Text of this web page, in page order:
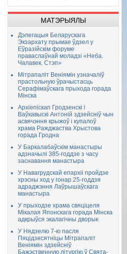
МАТЭРЫЯЛЫ
Дэлегацыя Беларускага
Экзархату прымае ўдзел у
Еўразійскім форуме
праваслаўнай моладзі «Неба.
Чалавек. Стэп»
Мітрапаліт Веніямін узначаліў
прастольную ўрачыстасць
Серафімаўскага прыхода горада
Мінска
Архіепіскап Гродзенскі і
Ваўкавыскі Антоній здзейсніў чын
асвячэння крыжоў і купалоў
храма Ражджаства Хрыстова
горада Гродна
У Баркалабаўскім манастыры
адзначылі 385-годдзе з часу
заснавання манастыра
У Навагрудскай епархіі пройдзе
хрэсны ход у гонар 25-годдзя
адраджэння Лаўрышаўскага
манастыра
У прыходзе храма свяціцеля
Мікалая Японскага горада Мінска
адкрыўся экалагічны дворык
У Нядзелю 7-ю пасля
Пяцідзесятніцы Мітрапаліт
Веніямін здзейсніў
Бажэственную літургію ў Свята-